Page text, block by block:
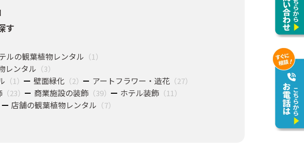
す
ルの観葉植物レンタル （1）
レンタル （3）
（1） 壁面緑化 （2） アートフラワー・造花（27）
（23） 商業施設の装飾（39） ホテル装飾（11）
店舗の観葉植物レンタル （7）